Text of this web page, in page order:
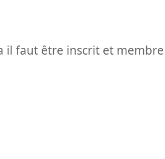
il faut être inscrit et